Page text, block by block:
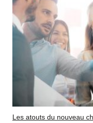
Les atouts du nouveau